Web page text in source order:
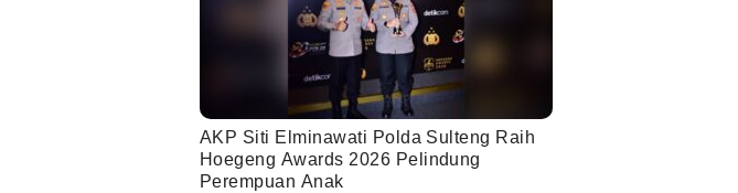
AKP Siti Elminawati Polda Sulteng Raih
Hoegeng Awards 2026 Pelindung
Perempuan Anak